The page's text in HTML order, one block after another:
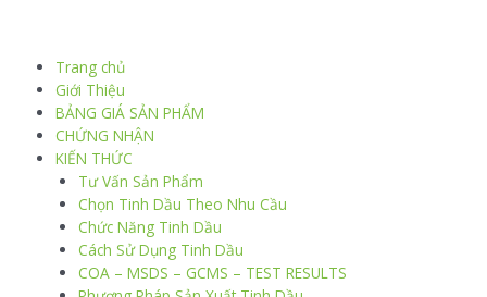
Trang chủ
Giới Thiệu
BẢNG GIÁ SẢN PHẨM
CHỨNG NHẬN
KIẾN THỨC
Tư Vấn Sản Phẩm
Chọn Tinh Dầu Theo Nhu Cầu
Chức Năng Tinh Dầu
Cách Sử Dụng Tinh Dầu
COA – MSDS – GCMS – TEST RESULTS